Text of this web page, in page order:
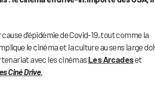
d’épidémie de Covid-19, tout comme la
le cinéma et la culture au sens large
avec les cinémas Les Arcadeset
Ciné Drive.